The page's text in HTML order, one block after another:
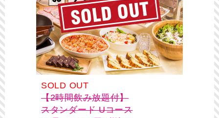
SOLD OUT
【2時間飲み放題付】
スタンダード Uコース